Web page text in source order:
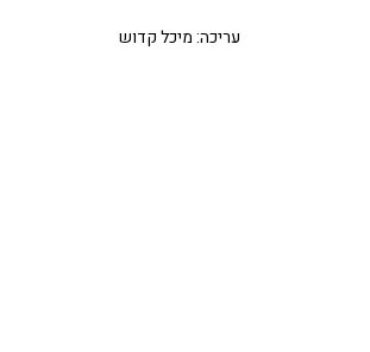
עריכה: מיכל קדוש